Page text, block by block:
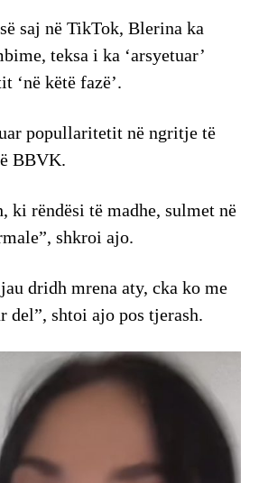
saj në TikTok, Blerina ka
teksa i ka ‘arsyetuar’
‘në këtë fazë’.
popullaritetit në ngritje të
BBVK.
ki rëndësi të madhe, sulmet në
shkroi ajo.
dridh mrena aty, cka ko me
del”, shtoi ajo pos tjerash.